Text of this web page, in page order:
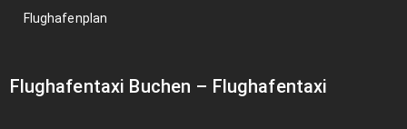
Flughafenplan
Flughafentaxi Buchen – Flughafentaxi